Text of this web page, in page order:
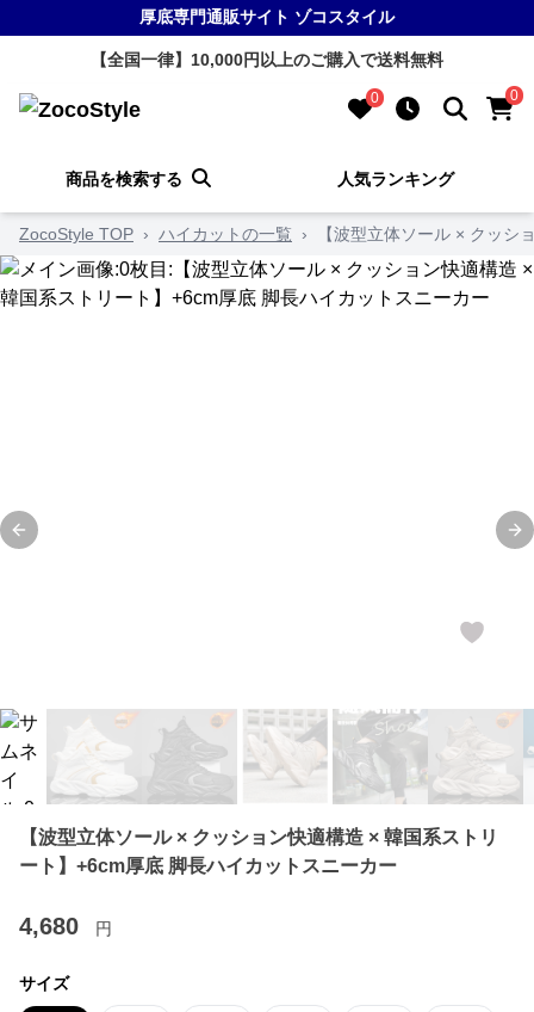
厚底専門通販サイト ゾコスタイル
【全国一律】10,000円以上のご購入で送料無料
0 0
商品を検索する 人気ランキング
ZocoStyle TOP › ハイカットの一覧 › 【波型立体ソール × クッ
Previous slide
【波型立体ソール × クッション快適構造 × 韓国系ストリ
ート】+6cm厚底 脚長ハイカットスニーカー
4,680 円
サイズ